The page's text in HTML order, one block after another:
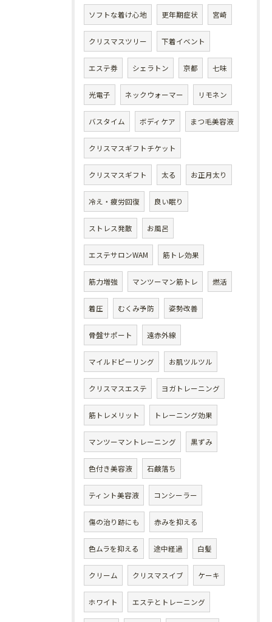
ソフトな着け心地 更年期症状 宮崎
クリスマスツリー 下着イベント
エステ券 シェラトン 京都 七味
光電子 ネックウォーマー リモネン
バスタイム ボディケア まつ毛美容液
クリスマスギフトチケット
クリスマスギフト 太る お正月太り
冷え・疲労回復 良い眠り
ストレス発散 お風呂
エステサロンWAM 筋トレ効果
筋力増強 マンツーマン筋トレ 燃活
着圧 むくみ予防 姿勢改善
骨盤サポート 遠赤外線
マイルドピーリング お肌ツルツル
クリスマスエステ ヨガトレーニング
筋トレメリット トレーニング効果
マンツーマントレーニング 黒ずみ
色付き美容液 石鹸落ち
ティント美容液 コンシーラー
傷の治り跡にも 赤みを抑える
色ムラを抑える 途中経過 白髪
クリーム クリスマスイブ ケーキ
ホワイト エステとトレーニング